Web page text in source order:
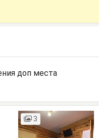
доп места
3